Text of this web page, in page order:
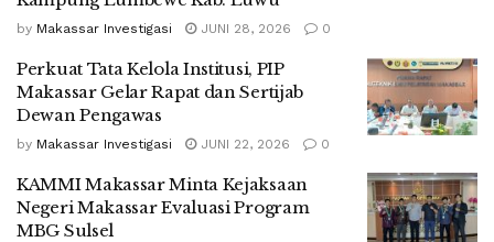
by Makassar Investigasi JUNI 28, 2026 0
Perkuat Tata Kelola Institusi, PIP
Makassar Gelar Rapat dan Sertijab
Dewan Pengawas
by Makassar Investigasi JUNI 22, 2026 0
KAMMI Makassar Minta Kejaksaan
Negeri Makassar Evaluasi Program
MBG Sulsel